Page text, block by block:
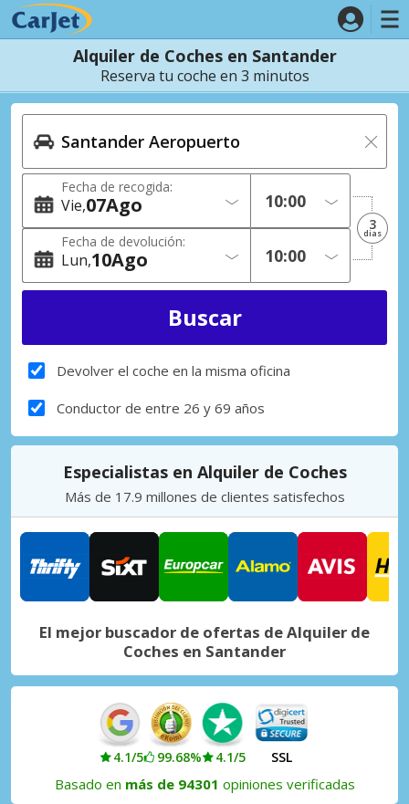
Alquiler de Coches en Santander
Reserva tu coche en 3 minutos
Fecha de recogida:
Vie 07Ago
Fecha de devolución:
Lun 10Ago
3
dias
Devolver el coche en la misma oficina
Conductor de entre 26 y 69 años
Especialistas en Alquiler de Coches
Más de 17.9 millones de clientes satisfechos
El mejor buscador de ofertas de Alquiler de
Coches en Santander
4.1/5 99.68% 4.1/5 SSL
Basado en más de 94301 opiniones verificadas